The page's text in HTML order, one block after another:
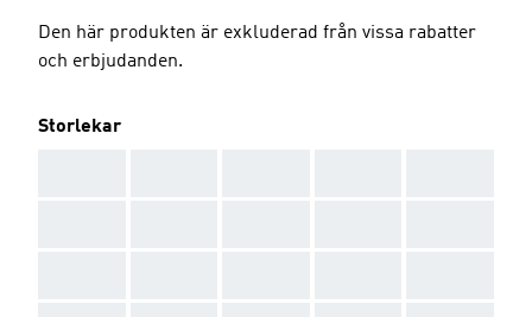
Den här produkten är exkluderad från vissa rabatter
och erbjudanden.
Storlekar